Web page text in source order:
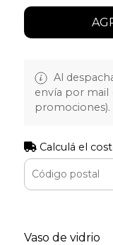
Al
envía por mail
promociones).
Calculá el
Vaso de vidrio